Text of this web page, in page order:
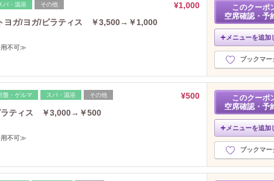
パ・温浴 その他
¥1,000
ヨガ/ヨガ/ピラティス ￥3,500→￥1,000
不可≫
このクーポ
空席確認・予
メニューを追加
ブックマー
盤・ゲルマ スパ・温浴 その他
¥500
ラティス ￥3,000→￥500
不可≫
このクーポ
空席確認・予
メニューを追加
ブックマー